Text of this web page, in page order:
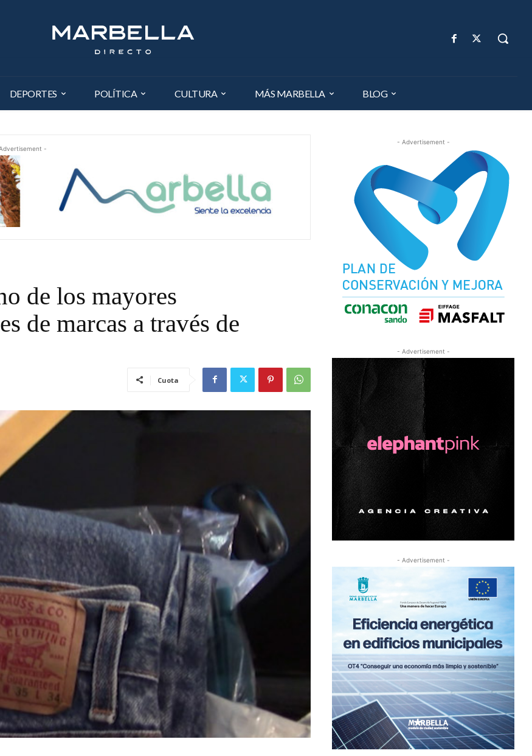
DEPORTES POLÍTICA CULTURA MÁS MARBELLA BLOG
-
de los mayores
de marcas a través de
Cuota
- Advertisement -
- Advertisement -
- Advertisement -